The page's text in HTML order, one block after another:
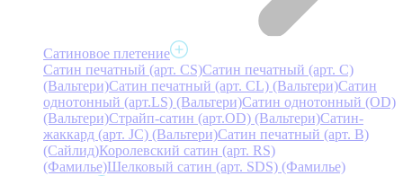
Сатиновое плетение
Сатин печатный (арт. СS)Сатин печатный (арт. С)
(Вальтери)Сатин печатный (арт. СL) (Вальтери)Сатин
однотонный (арт.LS) (Вальтери)Сатин однотонный (OD)
(Вальтери)Страйп-сатин (арт.OD) (Вальтери)Сатин-
жаккард (арт. JC) (Вальтери)Сатин печатный (арт. В)
(Сайлид)Королевский сатин (арт. RS)
(Фамилье)Шелковый сатин (арт. SDS) (Фамилье)